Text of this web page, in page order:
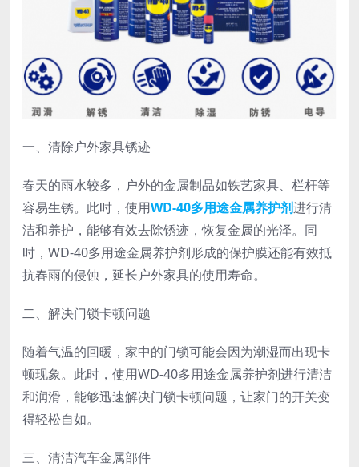
一、清除户外家具锈迹
春天的雨水较多，户外的金属制品如铁艺家具、栏杆等
容易生锈。此时，使用WD-40多用途金属养护剂进行清
洁和养护，能够有效去除锈迹，恢复金属的光泽。同
时，WD-40多用途金属养护剂形成的保护膜还能有效抵
抗春雨的侵蚀，延长户外家具的使用寿命。
二、解决门锁卡顿问题
随着气温的回暖，家中的门锁可能会因为潮湿而出现卡
顿现象。此时，使用WD-40多用途金属养护剂进行清洁
和润滑，能够迅速解决门锁卡顿问题，让家门的开关变
得轻松自如。
三、清洁汽车金属部件